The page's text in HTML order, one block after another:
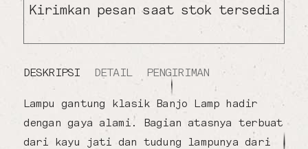
Kirimkan pesan saat stok tersedia
DESKRIPSI DETAIL PENGIRIMAN
Lampu gantung klasik Banjo Lamp hadir
dengan gaya alami. Bagian atasnya terbuat
dari kayu jati dan tudung lampunya dari